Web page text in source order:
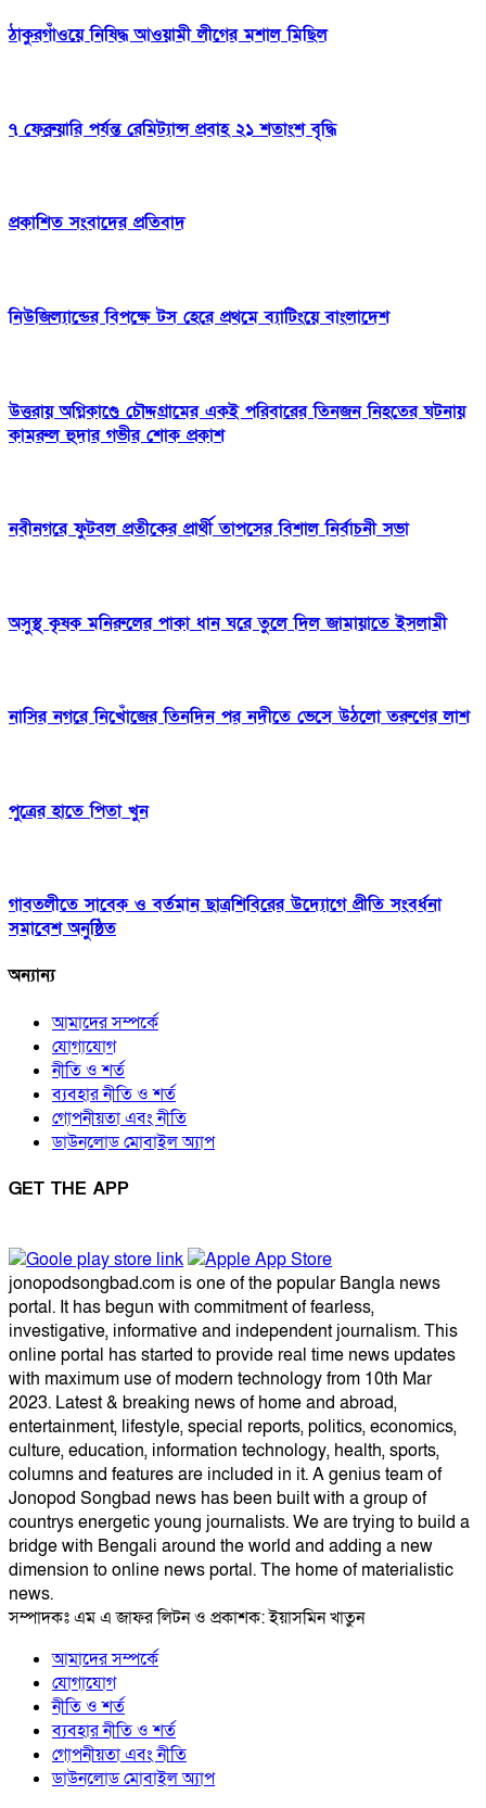
ঠাকুরগাঁওয়ে নিষিদ্ধ আওয়ামী লীগের মশাল মিছিল
৭ ফেব্রুয়ারি পর্যন্ত রেমিট্যান্স প্রবাহ ২১ শতাংশ বৃদ্ধি
প্রকাশিত সংবাদের প্রতিবাদ
নিউজিল্যান্ডের বিপক্ষে টস হেরে প্রথমে ব্যাটিংয়ে বাংলাদেশ
উত্তরায় অগ্নিকাণ্ডে চৌদ্দগ্রামের একই পরিবারের তিনজন নিহতের ঘটনায়
কামরুল হুদার গভীর শোক প্রকাশ
নবীনগরে ফুটবল প্রতীকের প্রার্থী তাপসের বিশাল নির্বাচনী সভা
অসুস্থ কৃষক মনিরুলের পাকা ধান ঘরে তুলে দিল জামায়াতে ইসলামী
নাসির নগরে নিখোঁজের তিনদিন পর নদীতে ভেসে উঠলো তরুণের লাশ
পুত্রের হাতে পিতা খুন
গাবতলীতে সাবেক ও বর্তমান ছাত্রশিবিরের উদ্যোগে প্রীতি সংবর্ধনা
সমাবেশ অনুষ্ঠিত
অন্যান্য
আমাদের সম্পর্কে
যোগাযোগ
নীতি ও শর্ত
ব্যবহার নীতি ও শর্ত
গোপনীয়তা এবং নীতি
ডাউনলোড মোবাইল অ্যাপ
GET THE APP
jonopodsongbad.com is one of the popular Bangla news
portal. It has begun with commitment of fearless,
investigative, informative and independent journalism. This
online portal has started to provide real time news updates
with maximum use of modern technology from 10th Mar
2023. Latest & breaking news of home and abroad,
entertainment, lifestyle, special reports, politics, economics,
culture, education, information technology, health, sports,
columns and features are included in it. A genius team of
Jonopod Songbad news has been built with a group of
countrys energetic young journalists. We are trying to build a
bridge with Bengali around the world and adding a new
dimension to online news portal. The home of materialistic
news.
সম্পাদকঃ এম এ জাফর লিটন ও প্রকাশক: ইয়াসমিন খাতুন
আমাদের সম্পর্কে
যোগাযোগ
নীতি ও শর্ত
ব্যবহার নীতি ও শর্ত
গোপনীয়তা এবং নীতি
ডাউনলোড মোবাইল অ্যাপ